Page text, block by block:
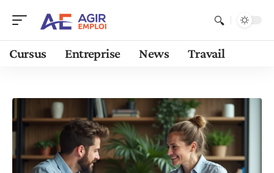
Cursus Entreprise News Travail